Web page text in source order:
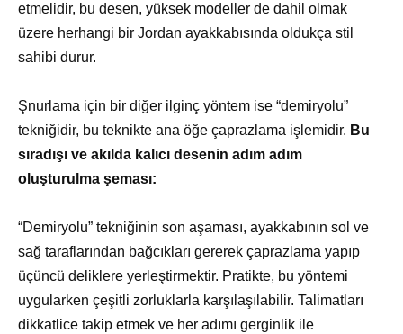
etmelidir, bu desen, yüksek modeller de dahil olmak
üzere herhangi bir Jordan ayakkabısında oldukça stil
sahibi durur.
Şnurlama için bir diğer ilginç yöntem ise “demiryolu”
tekniğidir, bu teknikte ana öğe çaprazlama işlemidir. Bu
sıradışı ve akılda kalıcı desenin adım adım
oluşturulma şeması:
“Demiryolu” tekniğinin son aşaması, ayakkabının sol ve
sağ taraflarından bağcıkları gererek çaprazlama yapıp
üçüncü deliklere yerleştirmektir. Pratikte, bu yöntemi
uygularken çeşitli zorluklarla karşılaşılabilir. Talimatları
dikkatlice takip etmek ve her adımı gerginlik ile